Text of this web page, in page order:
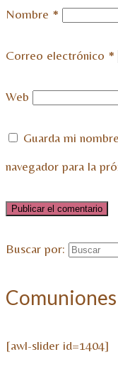
Nombre *
Correo electrónico *
Web
Guarda mi
navegador para la
Buscar por:
Comuniones
[awl-slider id=1404]